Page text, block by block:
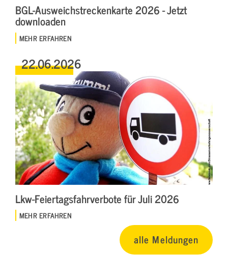
BGL-Ausweichstreckenkarte 2026 - Jetzt
downloaden
MEHR ERFAHREN
22.06.2026
Lkw-Feiertagsfahrverbote für Juli 2026
MEHR ERFAHREN
alle Meldungen